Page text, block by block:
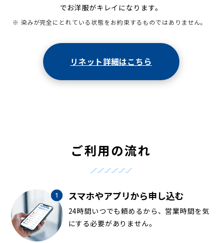
でお洋服がキレイになります。
※ 染みが完全にとれている状態をお約束するものではありません。
リネット詳細はこちら
ご利用の流れ
スマホやアプリから申し込む
24時間いつでも頼めるから、営業時間を気
にする必要がありません。